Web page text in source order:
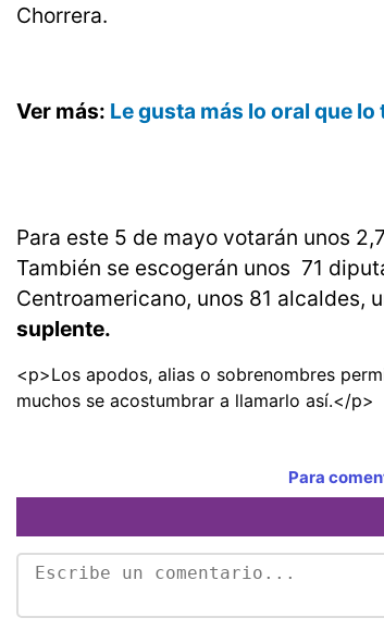
Chorrera.
Ver más: Le gusta más lo oral que
Para este 5 de mayo votarán unos
También se escogerán unos 71
Centroamericano, unos 81 alcaldes,
suplente.
<p>Los apodos, alias o sobrenombres
muchos se acostumbrar a llamarlo así.</p>
Para